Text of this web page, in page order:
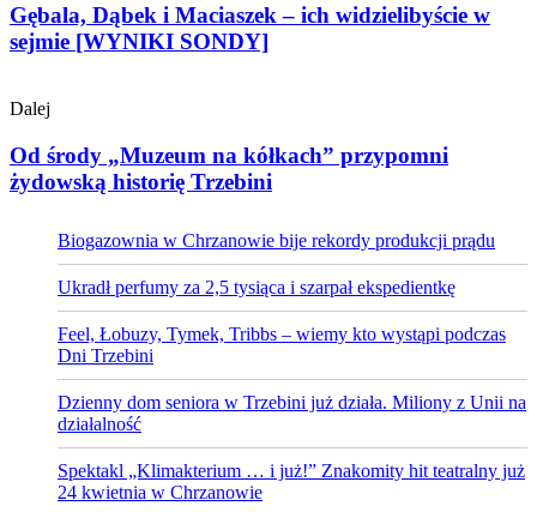
Gębala, Dąbek i Maciaszek – ich widzielibyście w
sejmie [WYNIKI SONDY]
Dalej
Od środy „Muzeum na kółkach” przypomni
żydowską historię Trzebini
Biogazownia w Chrzanowie bije rekordy produkcji prądu
Ukradł perfumy za 2,5 tysiąca i szarpał ekspedientkę
Feel, Łobuzy, Tymek, Tribbs – wiemy kto wystąpi podczas
Dni Trzebini
Dzienny dom seniora w Trzebini już działa. Miliony z Unii na
działalność
Spektakl „Klimakterium … i już!” Znakomity hit teatralny już
24 kwietnia w Chrzanowie